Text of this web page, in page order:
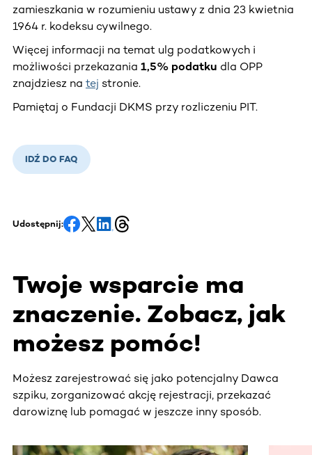
zamieszkania w rozumieniu ustawy z dnia 23 kwietnia
1964 r. kodeksu cywilnego.
Więcej informacji na temat ulg podatkowych i
możliwości przekazania 1,5% podatku dla OPP
znajdziesz na tej stronie.
Pamiętaj o Fundacji DKMS przy rozliczeniu PIT.
IDŹ DO FAQ
Udostępnij:
Twoje wsparcie ma
znaczenie. Zobacz, jak
możesz pomóc!
Możesz zarejestrować się jako potencjalny Dawca
szpiku, zorganizować akcję rejestracji, przekazać
darowiznę lub pomagać w jeszcze inny sposób.
Ta sekcja zawiera treści przewijane w poziomie. Użyj